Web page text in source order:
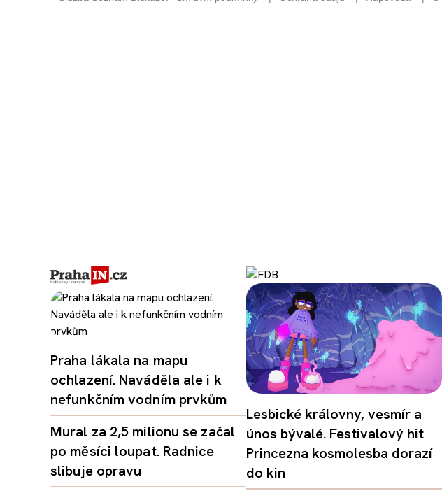
Praha lákala na mapu
ochlazení. Naváděla ale i k
nefunkčním vodním prvkům
Mural za 2,5 milionu se začal
po měsíci loupat. Radnice
slibuje opravu
Lesbické královny, vesmír a
únos bývalé. Festivalový hit
Princezna kosmolesba dorazí
do kin